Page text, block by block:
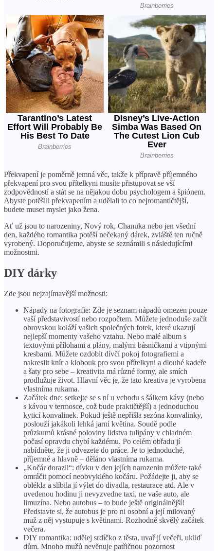
Překvapení je poměrně jemná věc, takže k přípravě příjemného
překvapení pro svou přítelkyni musíte přistupovat se vší
zodpovědností a stát se na nějakou dobu psychologem a špiónem.
Abyste potěšili překvapením a udělali to co nejromantičtější,
budete muset myslet jako žena.
Ať už jsou to narozeniny, Nový rok, Chanuka nebo jen všední
den, každého romantika potěší nečekaný dárek, zvláště ten ručně
vyrobený. Doporučujeme, abyste se seznámili s následujícími
možnostmi.
DIY dárky
Zde jsou nejzajímavější možnosti:
Nápady na fotografie: Zde je seznam nápadů omezen pouze
vaší představivostí nebo rozpočtem. Můžete jednoduše začít
obrovskou koláží vašich společných fotek, které ukazují
nejlepší momenty vašeho vztahu. Nebo malé album s
textovými přílohami a plány, malými básničkami a vtipnými
kresbami. Můžete ozdobit dívčí pokoj fotografiemi a
nakreslit knír a klobouk pro svou přítelkyni a dlouhé kadeře
a šaty pro sebe – kreativita má různé formy, ale smích
prodlužuje život. Hlavní věc je, že tato kreativa je vyrobena
vlastníma rukama.
Začátek dne: setkejte se s ní u vchodu s šálkem kávy (nebo
s kávou v termosce, což bude praktičtější) a jednoduchou
kyticí konvalinek. Pokud ještě nepřišla sezóna konvalinky,
poslouží jakákoli lehká jarní květina. Soudě podle
průzkumů krásné poloviny lidstva tulipány v chladném
počasí opravdu chybí každému. Po celém obřadu jí
nabídněte, že ji odvezete do práce. Je to jednoduché,
příjemné a hlavně – děláno vlastníma rukama.
„Kočár dorazil“: dívku v den jejích narozenin můžete také
omráčit pomocí neobvyklého kočáru. Požádejte ji, aby se
oblékla a slíbila jí výlet do divadla, restaurace atd. Ale v
uvedenou hodinu ji nevyzvedne taxi, ne vaše auto, ale
limuzína. Nebo autobus – to bude ještě originálnější!
Představte si, že autobus je pro ni osobní a její milovaný
muž z něj vystupuje s květinami. Rozhodně skvělý začátek
večera.
DIY romantika: udělej srdíčko z těsta, uvař jí večeři, ukliď
dům. Mnoho mužů nevěnuje patřičnou pozornost